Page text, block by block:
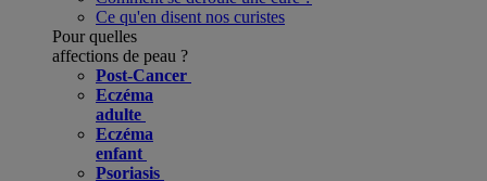
Ce qu'en disent nos curistes
Pour quelles
affections de peau ?
Post-Cancer
Eczéma
adulte
Eczéma
enfant
Psoriasis